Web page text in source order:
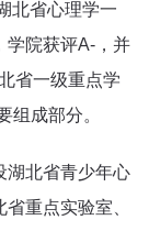
北省心理学一
学院获评A-，并
省一级重点学
组成部分。
湖北省青少年心
重点实验室、